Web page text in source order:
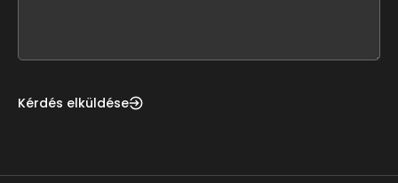
Kérdés elküldése